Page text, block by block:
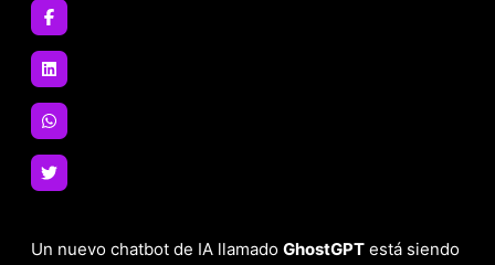
Un nuevo chatbot de IA llamado GhostGPT está siendo